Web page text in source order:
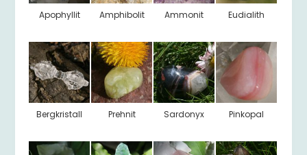
Apophyllit Amphibolit Ammonit Eudialith
Bergkristall Prehnit Sardonyx Pinkopal